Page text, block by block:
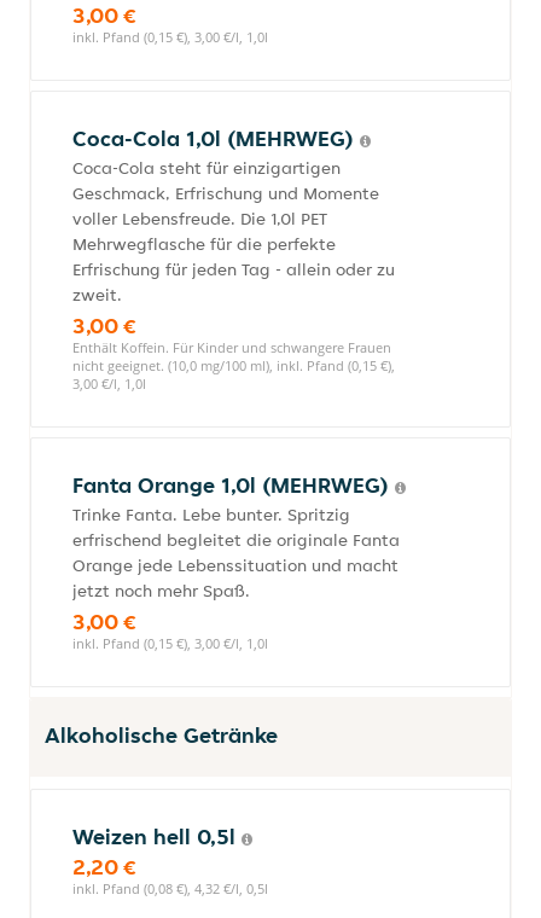
3,00 €
inkl. Pfand (0,15 €), 3,00 €/l, 1,0l
Coca-Cola 1,0l (MEHRWEG)
Coca-Cola steht für einzigartigen
Geschmack, Erfrischung und Momente
voller Lebensfreude. Die 1,0l PET
Mehrwegflasche für die perfekte
Erfrischung für jeden Tag - allein oder zu
zweit.
3,00 €
Enthält Koffein. Für Kinder und schwangere Frauen
nicht geeignet. (10,0 mg/100 ml), inkl. Pfand (0,15 €),
3,00 €/l, 1,0l
Fanta Orange 1,0l (MEHRWEG)
Trinke Fanta. Lebe bunter. Spritzig
erfrischend begleitet die originale Fanta
Orange jede Lebenssituation und macht
jetzt noch mehr Spaß.
3,00 €
inkl. Pfand (0,15 €), 3,00 €/l, 1,0l
Alkoholische Getränke
Weizen hell 0,5l
2,20 €
inkl. Pfand (0,08 €), 4,32 €/l, 0,5l